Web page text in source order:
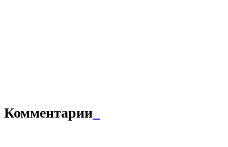
Комментарии